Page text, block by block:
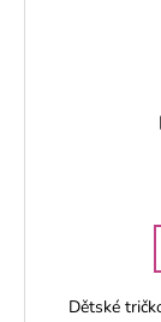
Dětské